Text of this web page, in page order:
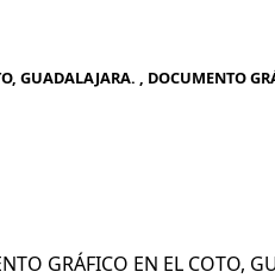
GUADALAJARA. , DOCUMENTO
GRÁFICO EN EL COTO,